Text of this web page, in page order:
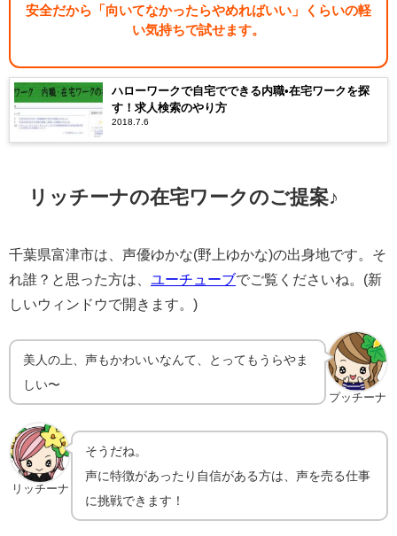
安全だから「向いてなかったらやめればいい」くらいの軽
い気持ちで試せます。
ハローワークで自宅でできる内職•在宅ワークを探
す！求人検索のやり方
2018.7.6
リッチーナの在宅ワークのご提案♪
千葉県富津市は、声優ゆかな(野上ゆかな)の出身地です。そ
れ誰？と思った方は、
ユーチューブでご覧くださいね。(新
しいウィンドウで開きます。)
プッチーナ
美人の上、声もかわいいなんて、とってもうらやま
しい〜
リッチーナ
そうだね。
声に特徴があったり自信がある方は、声を売る仕事
に挑戦できます！